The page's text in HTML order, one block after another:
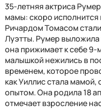
35-летняя актриса
мамы: скоро
Ричардом Томасом
Луэтты. Румер
она прижимает к себе
малышкой нежились в
временем, которое
как Уиллис стала
опытом. Она родила 18
отмечает взросление